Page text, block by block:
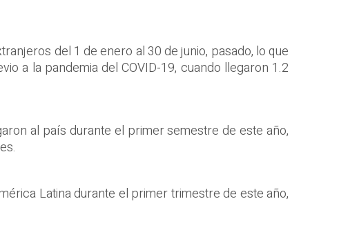
del 1 de enero al 30 de junio, pasado, lo que
a la pandemia del COVID-19, cuando llegaron 1.2
al país durante el primer semestre de este año,
Latina durante el primer trimestre de este año,